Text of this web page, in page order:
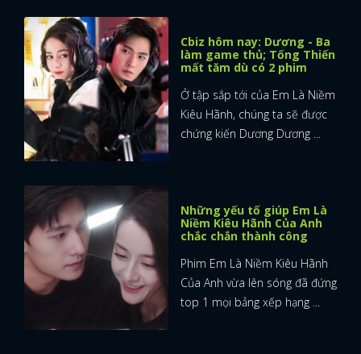
FACEBOOK
Cbiz hôm nay: Dương - Ba
làm game thủ; Tống Thiến
mất tăm dù có 2 phim
Ở tập sắp tới của Em Là Niềm
Kiêu Hãnh, chúng ta sẽ được
chứng kiến Dương Dương ...
Những yếu tố giúp Em Là
Niềm Kiêu Hãnh Của Anh
chắc chắn thành công
Phim Em Là Niềm Kiêu Hãnh
Của Anh vừa lên sóng đã đứng
top 1 mọi bảng xếp hạng ...